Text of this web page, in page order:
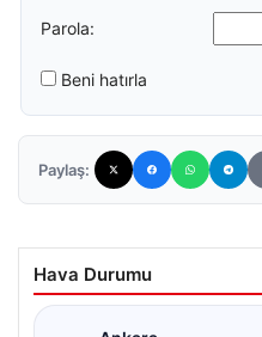
Parola:
Beni hatırla
Paylaş:
Hava Durumu